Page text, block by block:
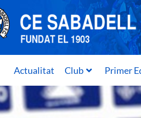
Actualitat Club Primer